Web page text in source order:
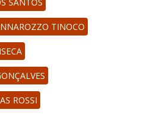
TINOCO
ROSSI